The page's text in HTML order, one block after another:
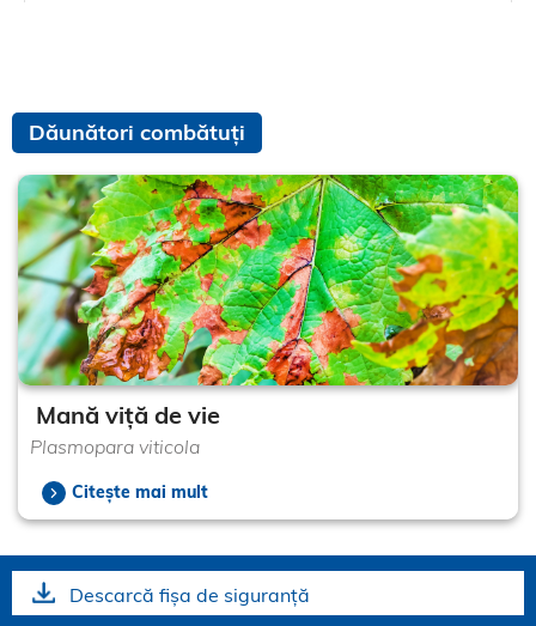
Dăunători combătuți
Mană viță de vie
Plasmopara viticola
Citește mai mult
Descarcă fișa de siguranță